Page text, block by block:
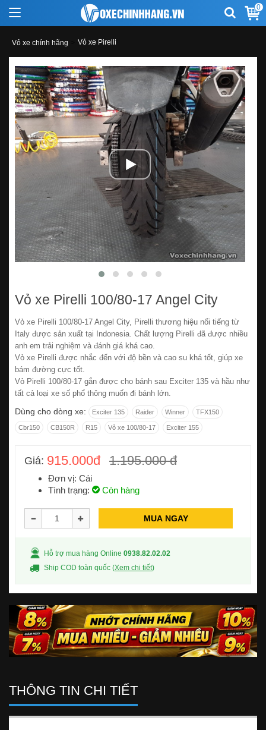
0
Vỏ xe chính hãng Vỏ xe Pirelli
Vỏ xe Pirelli 100/80-17 Angel City
Vỏ xe Pirelli 100/80-17 Angel City, Pirelli thương hiệu nổi tiếng từ
Italy được sản xuất tại Indonesia. Chất lượng Pirelli đã được nhiều
anh em trải nghiệm và đánh giá khá cao.
Vỏ xe Pirelli được nhắc đến với độ bền và cao su khá tốt, giúp xe
bám đường cực tốt.
Vỏ Pirelli 100/80-17 gắn được cho bánh sau Exciter 135 và hầu như
tất cả loại xe số phổ thông muốn đi bánh lớn.
Dùng cho dòng xe: Exciter 135 Raider Winner TFX150
Cbr150 CB150R R15 Vỏ xe 100/80-17 Exciter 155
Giá: 915.000đ 1.195.000 đ
Đơn vị: Cái
Tình trạng:
Còn hàng
MUA NGAY
Hỗ trợ mua hàng Online 0938.82.02.02
Ship COD toàn quốc (Xem chi tiết)
THÔNG TIN CHI TIẾT